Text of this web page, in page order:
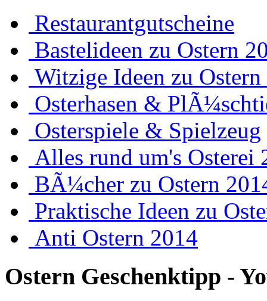
Restaurantgutscheine
Bastelideen zu Ostern
Witzige Ideen zu
Osterhasen &
Osterspiele & Spielzeug
Alles rund um's Osterei
BÃ¼cher zu Ostern
Praktische Ideen zu
Anti Ostern 2014
Ostern Geschenktipp -